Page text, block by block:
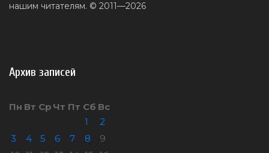
нашим читателям. © 2011—2026
Архив записей
Пн Вт Ср Чт Пт Сб Вс
1
2
3
4 5 6 7 8
9